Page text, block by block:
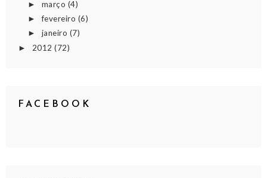
► março (4)
►fevereiro (6)
► janeiro (7)
► 2012 (72)
FACEBOOK